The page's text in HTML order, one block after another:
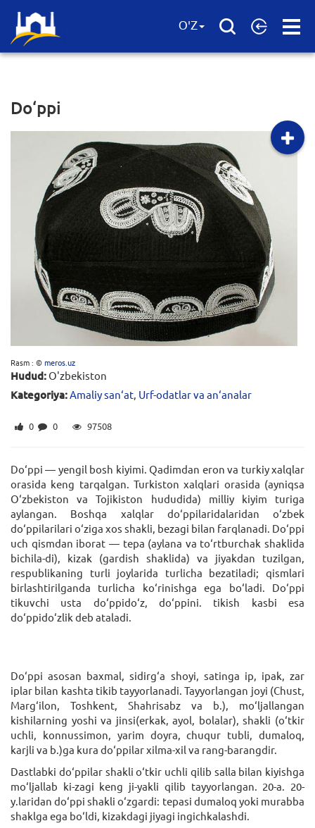
Open
O'Z
Do‘ppi
Rasm : ©meros.uz
Hudud: O'zbekiston
Kategoriya:Amaliy san‘at, Urf-odatlar va an‘analar
0 0 97508
Do‘ppi — yengil bosh kiyimi. Qadimdan eron va turkiy xalqlar
orasida keng tarqalgan. Turkiston xalqlari orasida (ayniqsa
O‘zbekiston va Tojikiston hududida) milliy kiyim turiga
aylangan. Boshqa xalqlar do‘ppilaridalaridan o‘zbek
do‘ppilarilari o‘ziga xos shakli, bezagi bilan farqlanadi. Do‘ppi
uch qismdan iborat — tepa (aylana va to‘rtburchak shaklida
bichila-di), kizak (gardish shaklida) va jiyakdan tuzilgan,
respublikaning turli joylarida turlicha bezatiladi; qismlari
birlashtirilganda turlicha ko‘rinishga ega bo‘ladi. Do‘ppi
tikuvchi usta do‘ppido‘z, do‘ppini. tikish kasbi esa
do‘ppido‘zlik deb ataladi.
Do‘ppi asosan baxmal, sidirg‘a shoyi, satinga ip, ipak, zar
iplar bilan kashta tikib tayyorlanadi. Tayyorlangan joyi (Chust,
Marg‘ilon, Toshkent, Shahrisabz va b.), mo‘ljallangan
kishilarning yoshi va jinsi(erkak, ayol, bolalar), shakli (o‘tkir
uchli, konnussimon, yarim doyra, chuqur tubli, dumaloq,
karjli va b.)ga kura do‘ppilar xilma-xil va rang-barangdir.
Dastlabki do‘ppilar shakli o‘tkir uchli qilib salla bilan kiyishga
mo‘ljallab ki-zagi keng ji-yakli qilib tayyorlangan. 20-a. 20-
y.laridan do‘ppi shakli o‘zgardi: tepasi dumaloq yoki murabba
shaklga ega bo‘ldi, kizakdagi jiyagi ingichkalashdi.